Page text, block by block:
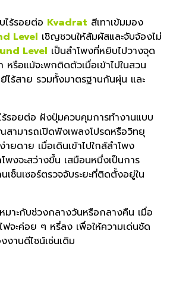
ไร้รอยต่อ Kvadrat สีเทาเข้มมอง
Level เชิญชวนให้สัมผัสและจับจ้องไม่
Level เป็นลำโพงที่หยิบไปวางจุด
หรือแม้จะพกติดตัวเมื่อเข้าไปในสวน
ยีไร้สาย รวมทั้งมาตรฐานกันผุ่น และ
รอยต่อ ฝังปุ่มควบคุมการทำงานแบบ
สามารถเปิดฟังเพลงโปรดหรือวิทยุ
ยดาย เมื่อเดินเข้าไปใกล้ลำโพง
พงจะสว่างขึ้น เสมือนหนึ่งเป็นการ
นเซอร์ตรวจจับระยะที่ติดตั้งอยู่ใน
มาะกับช่วงกลางวันหรือกลางคืน เมื่อ
ฟจะค่อย ๆ หรี่ลง เพื่อให้ความเด่นชัด
านดีไซน์เช่นเดิม